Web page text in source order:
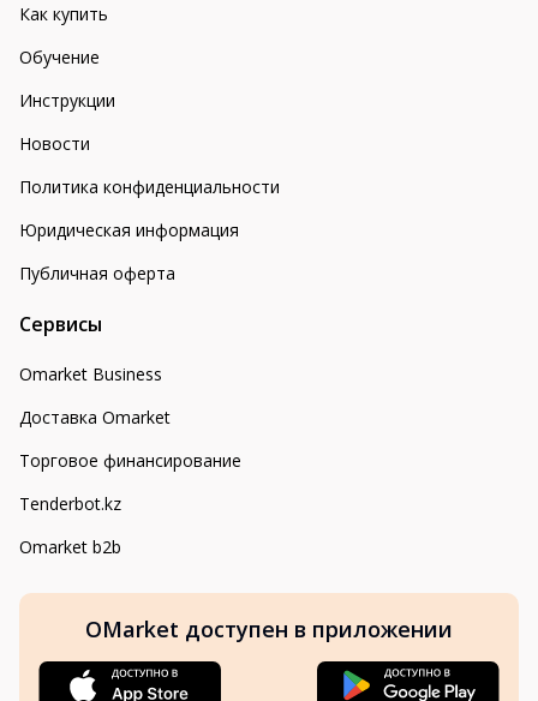
Как купить
Обучение
Инструкции
Новости
Политика конфиденциальности
Юридическая информация
Публичная оферта
Сервисы
Omarket Business
Доставка Omarket
Торговое финансирование
Tenderbot.kz
Omarket b2b
OMarket доступен в приложении